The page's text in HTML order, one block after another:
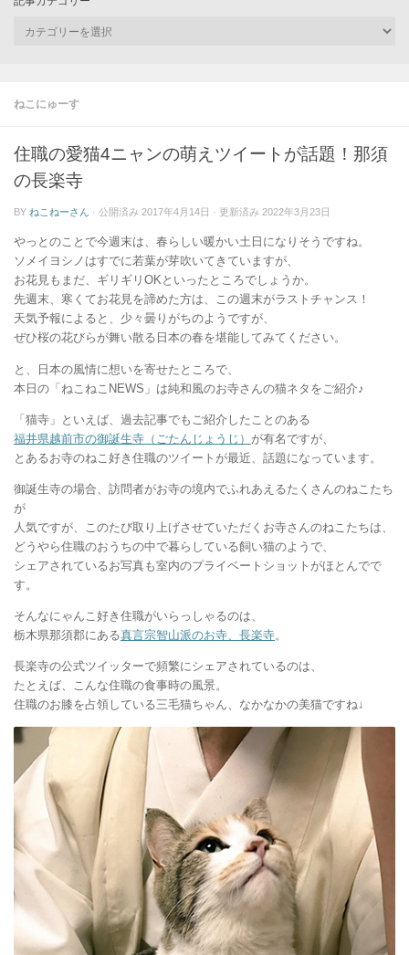
ねこにゅーす
住職の愛猫4ニャンの萌えツイートが話題！那須
の長楽寺
BY ねこねーさん · 公開済み 2017年4月14日 · 更新済み 2022年3月23日
やっとのことで今週末は、春らしい暖かい土日になりそうですね。
ソメイヨシノはすでに若葉が芽吹いてきていますが、
お花見もまだ、ギリギリOKといったところでしょうか。
先週末、寒くてお花見を諦めた方は、この週末がラストチャンス！
天気予報によると、少々曇りがちのようですが、
ぜひ桜の花びらが舞い散る日本の春を堪能してみてください。
と、日本の風情に想いを寄せたところで、
本日の「ねこねこNEWS」は純和風のお寺さんの猫ネタをご紹介♪
「猫寺」といえば、過去記事でもご紹介したことのある
福井県越前市の御誕生寺（ごたんじょうじ） が有名ですが、
とあるお寺のねこ好き住職のツイートが最近、話題になっています。
御誕生寺の場合、訪問者がお寺の境内でふれあえるたくさんのねこたち
が
人気ですが、このたび取り上げさせていただくお寺さんのねこたちは、
どうやら住職のおうちの中で暮らしている飼い猫のようで、
シェアされているお写真も室内のプライベートショットがほとんでで
す。
そんなにゃんこ好き住職がいらっしゃるのは、
栃木県那須郡にある真言宗智山派のお寺、長楽寺。
長楽寺の公式ツイッターで頻繁にシェアされているのは、
たとえば、こんな住職の食事時の風景。
住職のお膝を占領している三毛猫ちゃん、なかなかの美猫ですね↓
ゴ